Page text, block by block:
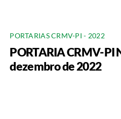
PORTARIAS CRMV-PI - 2022
PORTARIA CRMV-PI
dezembro de 2022